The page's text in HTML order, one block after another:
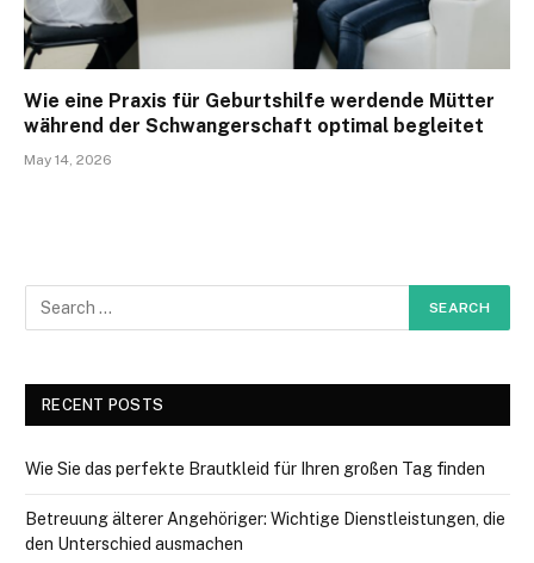
Wie eine Praxis für Geburtshilfe werdende Mütter
während der Schwangerschaft optimal begleitet
May 14, 2026
RECENT POSTS
Wie Sie das perfekte Brautkleid für Ihren großen Tag finden
Betreuung älterer Angehöriger: Wichtige Dienstleistungen, die
den Unterschied ausmachen